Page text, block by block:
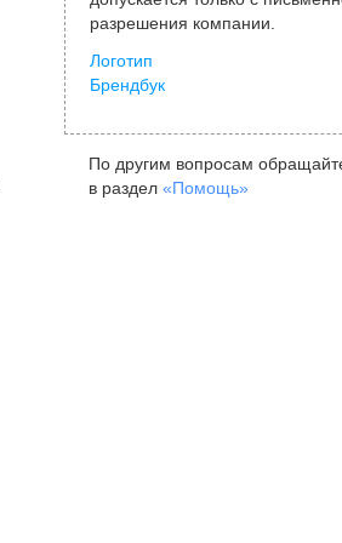
разрешения компании.
Логотип
Брендбук
По другим вопросам
в раздел «Помощь»